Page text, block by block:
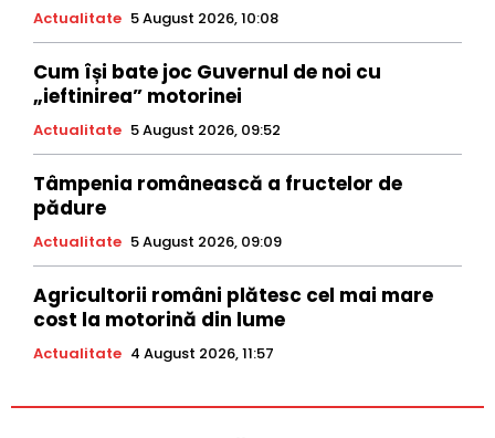
Actualitate 5 August 2026, 10:08
Cum își bate joc Guvernul de noi cu
„ieftinirea” motorinei
Actualitate 5 August 2026, 09:52
Tâmpenia românească a fructelor de
pădure
Actualitate 5 August 2026, 09:09
Agricultorii români plătesc cel mai mare
cost la motorină din lume
Actualitate 4 August 2026, 11:57